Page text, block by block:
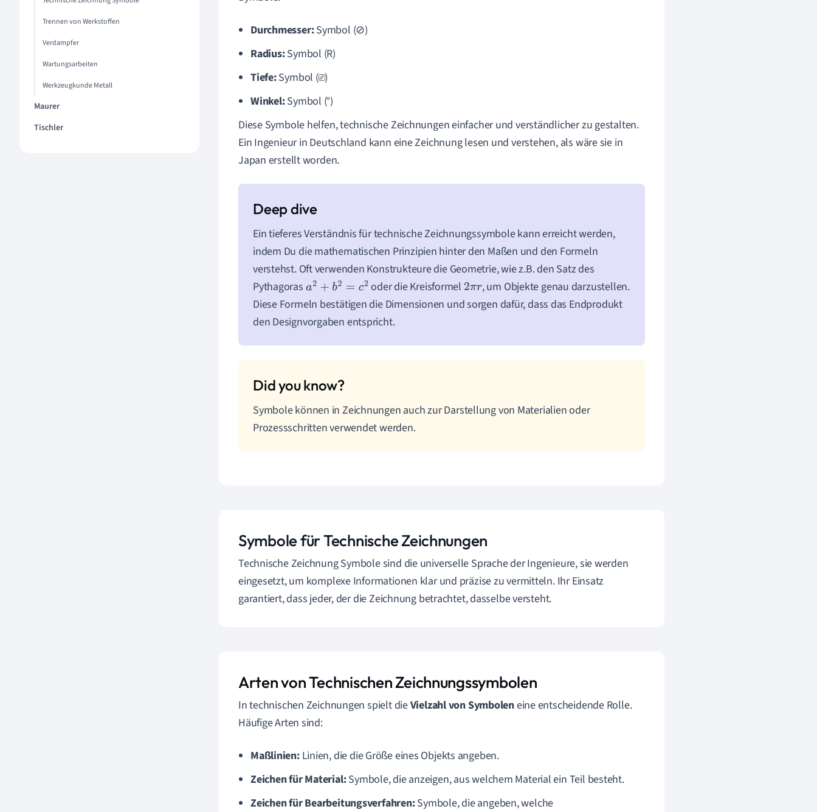
Trennen von Werkstoffen
Verdampfer
Wartungsarbeiten
Werkzeugkunde Metall
Maurer
Tischler
Durchmesser:Symbol (⊘)
Radius:Symbol (R)
Tiefe:Symbol (⎚)
Winkel:Symbol (°)
Diese Symbole helfen, technische Zeichnungen einfacher und verständlicher zu gestalten.
Ein Ingenieur in Deutschland kann eine Zeichnung lesen und verstehen, als wäre sie in
Japan erstellt worden.
Ein tieferes Verständnis für technische Zeichnungssymbole kann erreicht werden,
indem Du die mathematischen Prinzipien hinter den Maßen und den Formeln
verstehst. Oft verwenden Konstrukteure die Geometrie, wie z.B. den Satz des
Pythagoras a2+b2=c 2 oder die Kreisformel 2πr, um Objekte genau darzustellen.
Diese Formeln bestätigen die Dimensionen und sorgen dafür, dass das Endprodukt
den Designvorgaben entspricht.
Symbole können in Zeichnungen auch zur Darstellung von Materialien oder
Prozessschritten verwendet werden.
Symbole für Technische Zeichnungen
Technische Zeichnung Symbole sind die universelle Sprache der Ingenieure, sie werden
eingesetzt, um komplexe Informationen klar und präzise zu vermitteln. Ihr Einsatz
garantiert, dass jeder, der die Zeichnung betrachtet, dasselbe versteht.
Arten von Technischen Zeichnungssymbolen
In technischen Zeichnungen spielt dieVielzahl von Symboleneine entscheidende Rolle.
Häufige Arten sind:
Maßlinien:Linien, die die Größe eines Objekts angeben.
Zeichen für Material:Symbole, die anzeigen, aus welchem Material ein Teil besteht.
Zeichen für Bearbeitungsverfahren:Symbole, die angeben, welche